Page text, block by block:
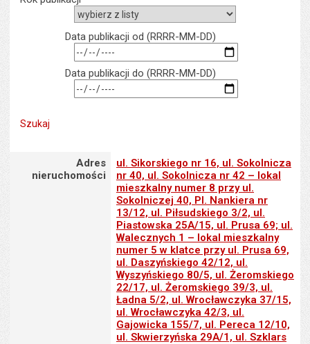
Data publikacji od (RRRR-MM-DD)
Data publikacji do (RRRR-MM-DD)
Adres nieruchomości
Adres
nieruchomości
ul. Sikorskiego nr 16, ul. Sokolnicza
nr 40, ul. Sokolnicza nr 42 – lokal
mieszkalny numer 8 przy ul.
Sokolniczej 40, Pl. Nankiera nr
13/12, ul. Piłsudskiego 3/2, ul.
Piastowska 25A/15, ul. Prusa 69; ul.
Walecznych 1 – lokal mieszkalny
numer 5 w klatce przy ul. Prusa 69,
ul. Daszyńskiego 42/12, ul.
Wyszyńskiego 80/5, ul. Żeromskiego
22/17, ul. Żeromskiego 39/3, ul.
Ładna 5/2, ul. Wrocławczyka 37/15,
ul. Wrocławczyka 42/3, ul.
Gajowicka 155/7, ul. Pereca 12/10,
ul. Skwierzyńska 29A/1, ul. Szklars